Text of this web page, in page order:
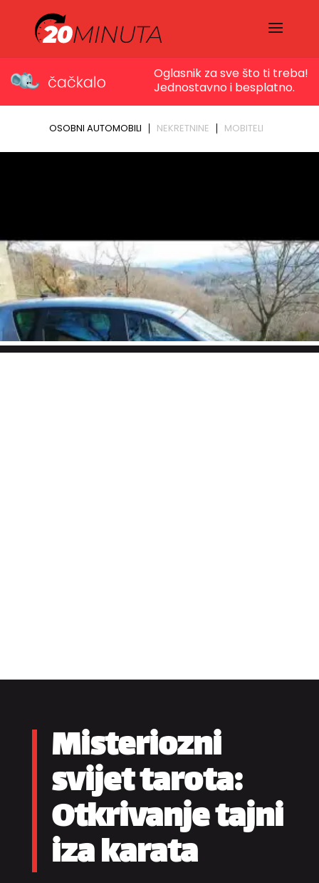
Misteriozni
svijet tarota:
Otkrivanje tajni
iza karata